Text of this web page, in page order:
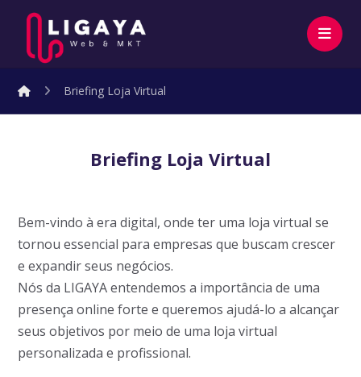
Briefing Loja Virtual
Briefing Loja Virtual
Bem-vindo à era digital, onde ter uma loja virtual se
tornou essencial para empresas que buscam crescer
e expandir seus negócios.
Nós da LIGAYA entendemos a importância de uma
presença online forte e queremos ajudá-lo a alcançar
seus objetivos por meio de uma loja virtual
personalizada e profissional.